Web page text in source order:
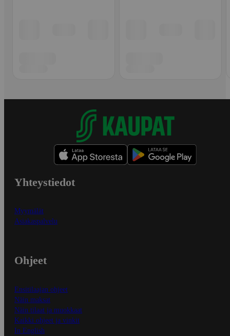
Yhteystiedot
Myymälät
Asiakaspalvelu
Ohjeet
Ensitilaajan ohjeet
Näin maksat
Näin tilaat ja muokkaat
Kaikki ohjeet ja vinkit
In English